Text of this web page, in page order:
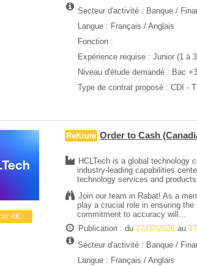
Secteur d'activité : Banque /
Langue : Français / Anglais
Fonction :
Expérience requise : Junior (1 à
Niveau d'étude demandé : Bac +3
Type de contrat proposé : CDI -
4K
ReKrute Order to Cash
HCLTech is a global technology
industry-leading capabilities
technology services and
Join our team in Rabat! As a
play a crucial role in ensuring
commitment to accuracy will...
Publication : du 27/07/2026au
Secteur d'activité : Banque /
Langue : Français / Anglais